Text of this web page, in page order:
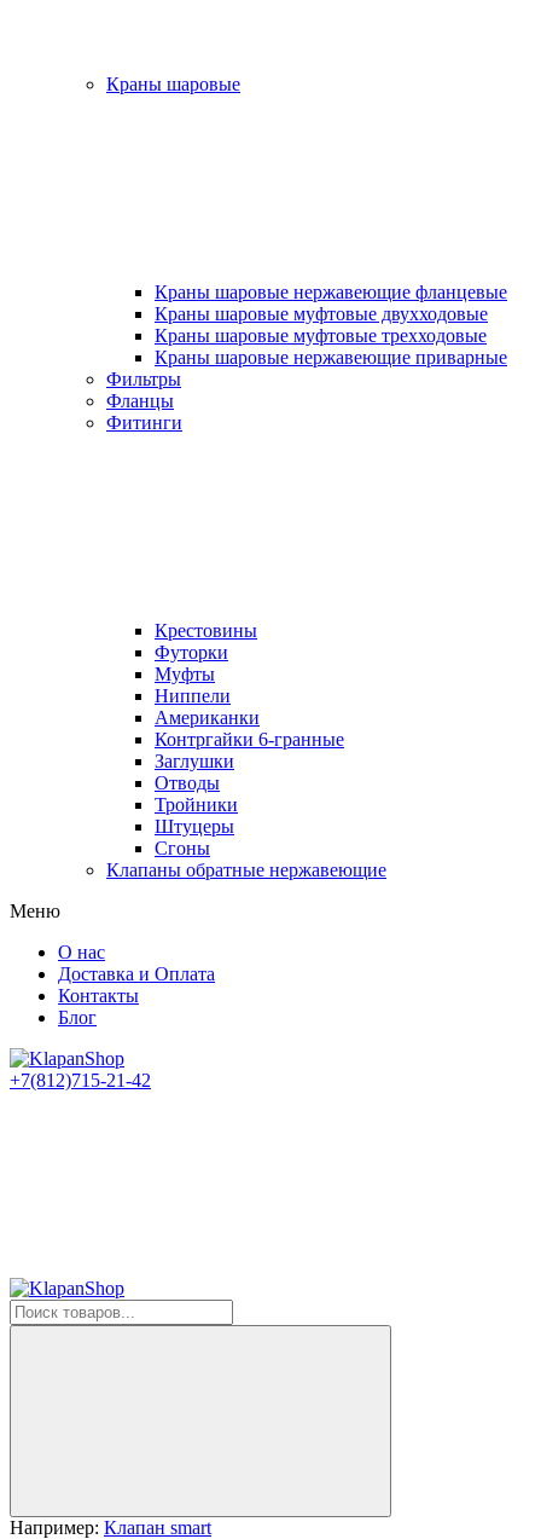
Краны шаровые
Краны шаровые нержавеющие фланцевые
Краны шаровые муфтовые двухходовые
Краны шаровые муфтовые трехходовые
Краны шаровые нержавеющие приварные
Фильтры
Фланцы
Фитинги
Крестовины
Футорки
Муфты
Ниппели
Американки
Контргайки 6-гранные
Заглушки
Отводы
Тройники
Штуцеры
Сгоны
Клапаны обратные нержавеющие
Меню
О нас
Доставка и Оплата
Контакты
Блог
+7(812)715-21-42
Например: Клапан smart